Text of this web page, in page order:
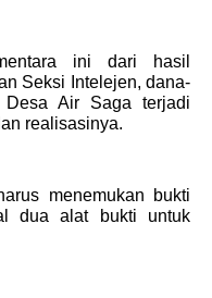
ini dari hasil
Seksi Intelejen, dana-
Air Saga terjadi
realisasinya.
menemukan bukti
dua alat bukti untuk